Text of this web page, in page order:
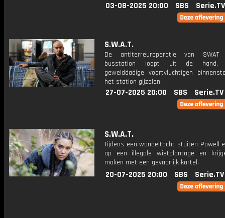
03-08-2025 20:00 SBS Serie.TV
S.W.A.T.
De antiterreuroperatie van
busstation loopt uit de hand,
gewelddadige voortvluchtigen
het station gijzelen.
27-07-2025 20:00 SBS Serie.TV
S.W.A.T.
Tijdens een wandeltocht stuiten Powell
op een illegale wietplantage en
maken met een gevaarlijk kartel.
20-07-2025 20:00 SBS Serie.TV